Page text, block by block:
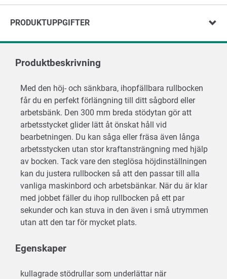
PRODUKTUPPGIFTER
Produktbeskrivning
Med den höj- och sänkbara, ihopfällbara rullbocken
får du en perfekt förlängning till ditt sågbord eller
arbetsbänk. Den 300 mm breda stödytan gör att
arbetsstycket glider lätt åt önskat håll vid
bearbetningen. Du kan såga eller fräsa även långa
arbetsstycken utan stor kraftansträngning med hjälp
av bocken. Tack vare den steglösa höjdinställningen
kan du justera rullbocken så att den passar till alla
vanliga maskinbord och arbetsbänkar. När du är klar
med jobbet fäller du ihop rullbocken på ett par
sekunder och kan stuva in den även i små utrymmen
utan att den tar för mycket plats.
Egenskaper
kullagrade stödrullar som underlättar när